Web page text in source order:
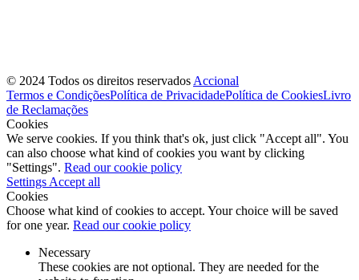
© 2024 Todos os direitos reservados Accional
Termos e CondiçõesPolítica de PrivacidadePolítica de CookiesLivro
de Reclamações
Cookies
We serve cookies. If you think that's ok, just click "Accept all". You
can also choose what kind of cookies you want by clicking
"Settings". Read our cookie policy
Settings Accept all
Cookies
Choose what kind of cookies to accept. Your choice will be saved
for one year. Read our cookie policy
Necessary
These cookies are not optional. They are needed for the